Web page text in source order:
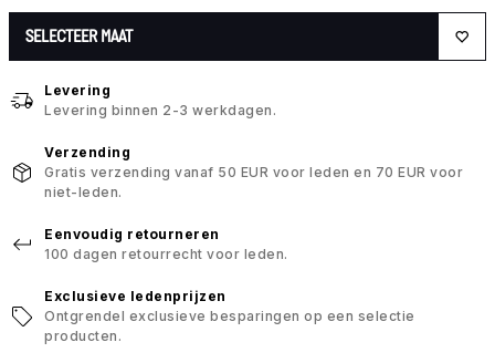
SELECTEER MAAT
Levering
Levering binnen 2-3 werkdagen.
Verzending
Gratis verzending vanaf 50 EUR voor leden en 70 EUR voor
niet-leden.
Eenvoudig retourneren
100 dagen retourrecht voor leden.
Exclusieve ledenprijzen
Ontgrendel exclusieve besparingen op een selectie
producten.